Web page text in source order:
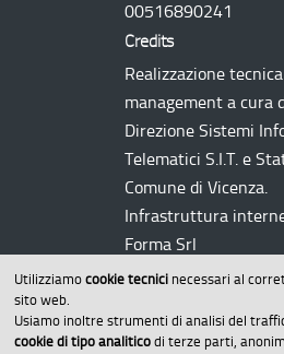
Utilizziamo cookie tecnici necessari al
sito web.
Usiamo inoltre strumenti di analisi del
cookie di tipo analitico di terze parti,
00516890241
Credits
Realizzazione
management a cura
Direzione Sistemi
Telematici S.I.T. e
Comune di Vicenza.
Infrastruttura
Forma Srl